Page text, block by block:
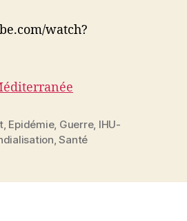
watch?
, Epidémie, Guerre, IHU-
,Santé